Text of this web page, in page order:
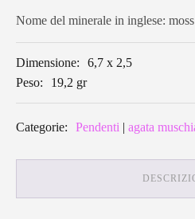
quantità
Nome del minerale in inglese:
Dimensione:
6,7 x 2,5
Peso:
19,2 gr
Categorie: Pendenti agata